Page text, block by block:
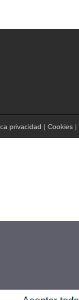
privacidad | Cookies |